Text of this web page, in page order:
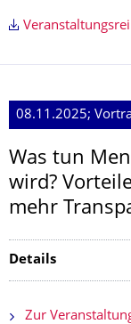
08.11.2025;
Was tun
wird?
mehr
Details
Zur